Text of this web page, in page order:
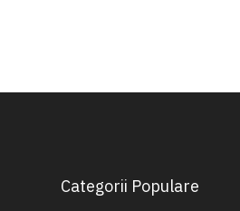
Categorii Populare